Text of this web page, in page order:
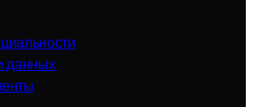
данных